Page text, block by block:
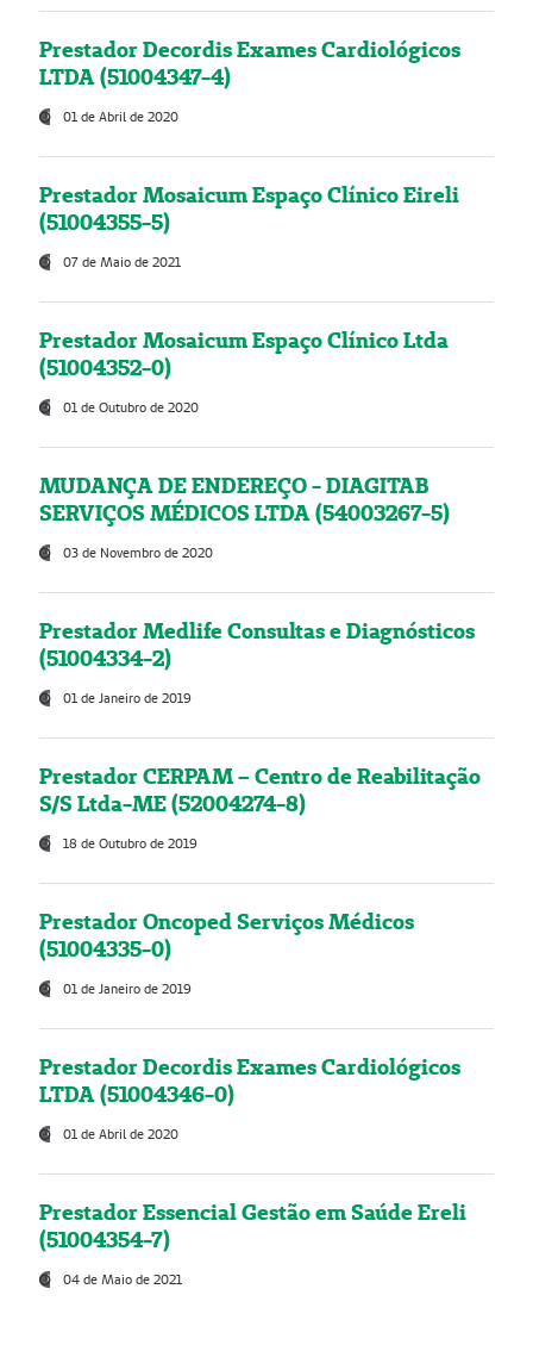
Prestador Decordis Exames Cardiológicos
LTDA (51004347-4)
01 de Abril de 2020
Prestador Mosaicum Espaço Clínico Eireli
(51004355-5)
07 de Maio de 2021
Prestador Mosaicum Espaço Clínico Ltda
(51004352-0)
01 de Outubro de 2020
MUDANÇA DE ENDEREÇO - DIAGITAB
SERVIÇOS MÉDICOS LTDA (54003267-5)
03 de Novembro de 2020
Prestador Medlife Consultas e Diagnósticos
(51004334-2)
01 de Janeiro de 2019
Prestador CERPAM – Centro de Reabilitação
S/S Ltda-ME (52004274-8)
18 de Outubro de 2019
Prestador Oncoped Serviços Médicos
(51004335-0)
01 de Janeiro de 2019
Prestador Decordis Exames Cardiológicos
LTDA (51004346-0)
01 de Abril de 2020
Prestador Essencial Gestão em Saúde Ereli
(51004354-7)
04 de Maio de 2021